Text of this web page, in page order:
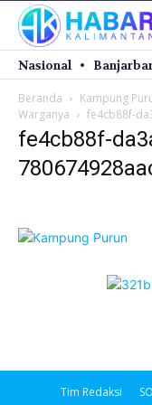
Nasional
Beranda
Kampung
Warganya
fe4cb88f-
fe4cb88f-
Tim Redaksi